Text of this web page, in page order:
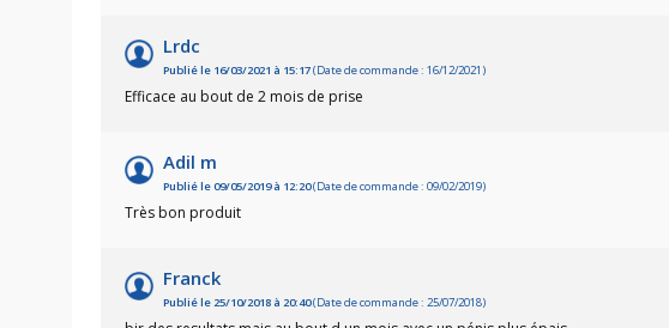
Lrdc
Publié le 16/03/2021 à 15:17(Date de commande : 16/12/2021)
Efficace au bout de 2 mois de prise
Adil m
Publié le 09/05/2019 à 12:20(Date de commande : 09/02/2019)
Très bon produit
Franck
Publié le 25/10/2018 à 20:40(Date de commande : 25/07/2018)